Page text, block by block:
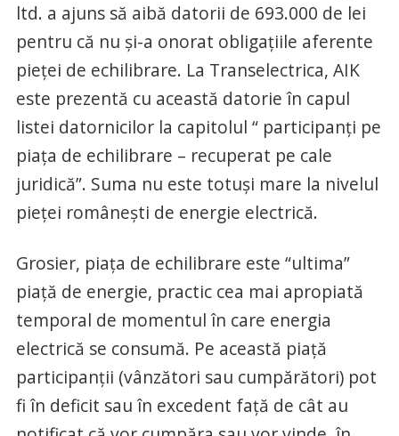
ltd. a ajuns să aibă datorii de 693.000 de lei
pentru că nu și-a onorat obligațiile aferente
pieței de echilibrare. La Transelectrica, AIK
este prezentă cu această datorie în capul
listei datornicilor la capitolul “ participanți pe
piața de echilibrare – recuperat pe cale
juridică”. Suma nu este totuși mare la nivelul
pieței românești de energie electrică.
Grosier, piața de echilibrare este “ultima”
piață de energie, practic cea mai apropiată
temporal de momentul în care energia
electrică se consumă. Pe această piață
participanții (vânzători sau cumpărători) pot
fi în deficit sau în excedent față de cât au